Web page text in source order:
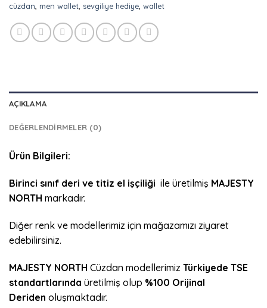
cüzdan men wallet sevgiliye hediye wallet
AÇIKLAMA
DEĞERLENDIRMELER (0)
Ürün Bilgileri:
Birinci sınıf deri ve titiz el işçiliği ile üretilmiş MAJESTY
NORTH markadır.
Diğer renk ve modellerimiz için mağazamızı ziyaret
edebilirsiniz.
MAJESTY NORTH Cüzdan modellerimiz Türkiyede TSE
standartlarında üretilmiş olup %100 Orijinal
Deriden oluşmaktadır.